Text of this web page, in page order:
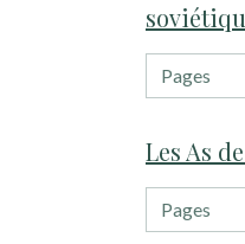
Les As